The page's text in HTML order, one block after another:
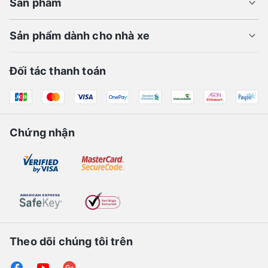
Sản phẩm dành cho nhà xe
Đối tác thanh toán
Chứng nhận
Theo dõi chúng tôi trên